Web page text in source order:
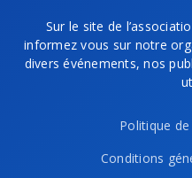
Sur le site de
informez vous sur notre
divers événements, nos
Politique
Conditions